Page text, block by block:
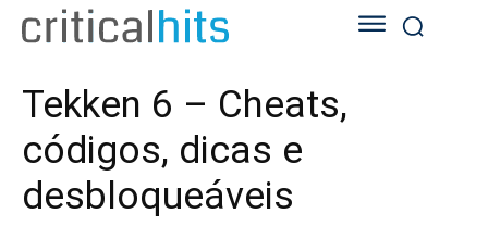
Tekken 6 – Cheats,
códigos, dicas e
desbloqueáveis